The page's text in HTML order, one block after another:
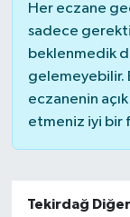
Her eczane
sadece
beklenmedik
gelemeyebilir.
eczanenin
etmeniz iyi bir
Tekirdağ
Gökçebey
GÜNDEM
İş ilanı
Kültür -